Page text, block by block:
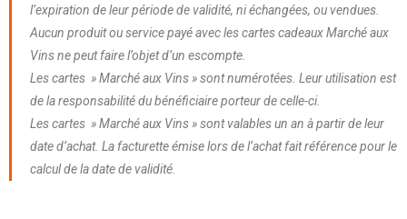
l’expiration de leur période de validité, ni échangées, ou vendues.
Aucun produit ou service payé avec les cartes cadeaux Marché aux
Vins ne peut faire l’objet d’un escompte.
Les cartes » Marché aux Vins » sont numérotées. Leur utilisation est
de la responsabilité du bénéficiaire porteur de celle-ci.
Les cartes » Marché aux Vins » sont valables un an à partir de leur
date d’achat. La facturette émise lors de l’achat fait référence pour le
calcul de la date de validité.